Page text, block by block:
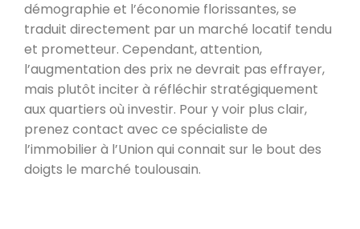
démographie et l’économie florissantes, se
traduit directement par un marché locatif tendu
et prometteur. Cependant, attention,
l’augmentation des prix ne devrait pas effrayer,
mais plutôt inciter à réfléchir stratégiquement
aux quartiers où investir. Pour y voir plus clair,
prenez contact avec ce spécialiste de
l’immobilier à l’Union qui connait sur le bout des
doigts le marché toulousain.